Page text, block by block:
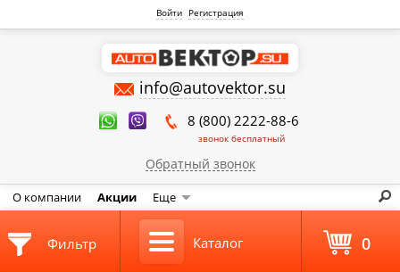
Войти Регистрация
info@autovektor.su
8 (800) 2222-88-6
звонок бесплатный
Обратный звонок
О компании Акции Еще
Фильтр Каталог 0